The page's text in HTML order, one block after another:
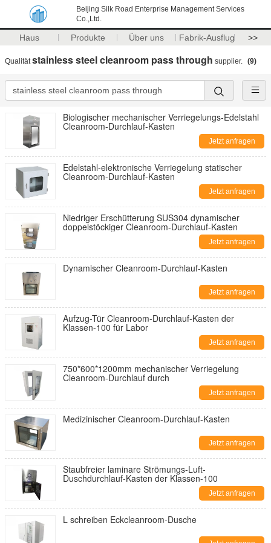
Beijing Silk Road Enterprise Management Services
Co.,Ltd.
Haus Produkte Über uns Fabrik-Ausflug >>
Qualitätstainless steel cleanroom pass through supplier. (9)
Biologischer mechanischer Verriegelungs-Edelstahl
Cleanroom-Durchlauf-Kasten
Jetzt anfragen
Edelstahl-elektronische Verriegelung statischer
Cleanroom-Durchlauf-Kasten
Jetzt anfragen
Niedriger Erschütterung SUS304 dynamischer
doppelstöckiger Cleanroom-Durchlauf-Kasten
Jetzt anfragen
Dynamischer Cleanroom-Durchlauf-Kasten
Jetzt anfragen
Aufzug-Tür Cleanroom-Durchlauf-Kasten der
Klassen-100 für Labor
Jetzt anfragen
750*600*1200mm mechanischer Verriegelung
Cleanroom-Durchlauf durch
Jetzt anfragen
Medizinischer Cleanroom-Durchlauf-Kasten
Jetzt anfragen
Staubfreier laminare Strömungs-Luft-
Duschdurchlauf-Kasten der Klassen-100
Jetzt anfragen
L schreiben Eckcleanroom-Dusche